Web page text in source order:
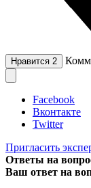
Нравится 2
Facebook
Вконтакте
Twitter
Пригласить
Ответы на
Ваш ответ на